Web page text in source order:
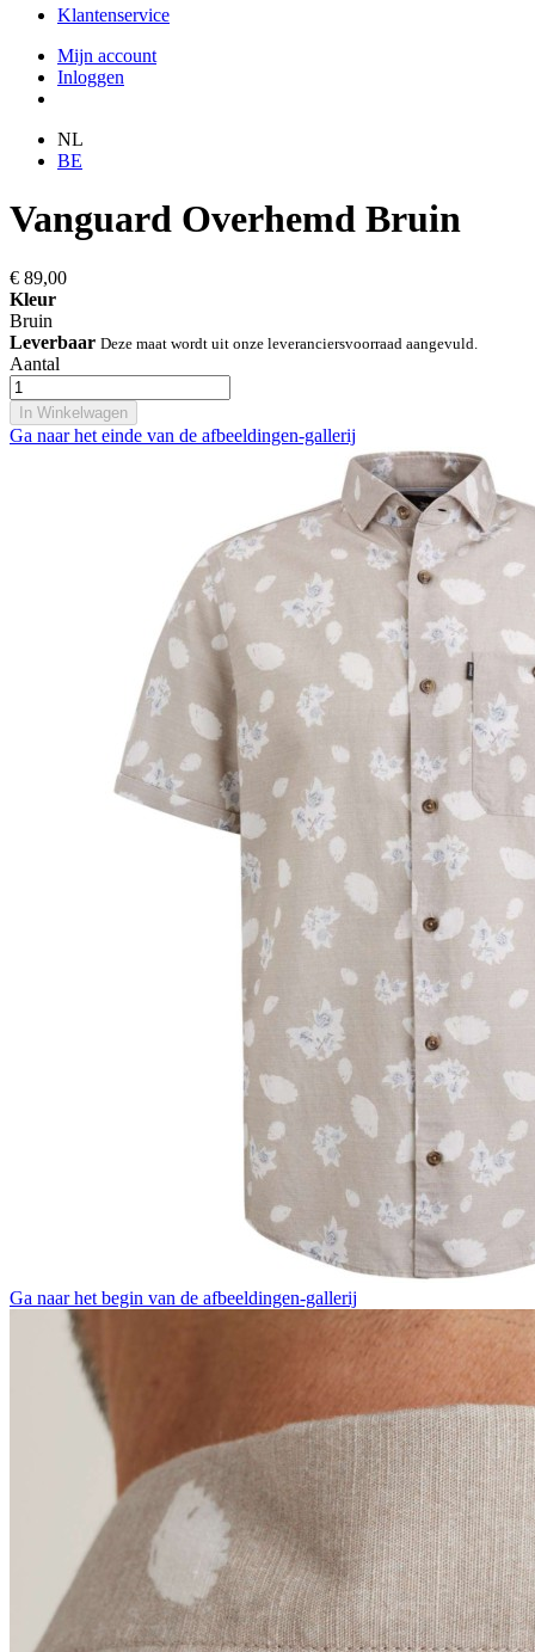
Klantenservice
Mijn account
Inloggen
NL
BE
Vanguard Overhemd Bruin
€ 89,00
Kleur
Bruin
Leverbaar Deze maat wordt uit onze leveranciersvoorraad aangevuld.
Aantal
In Winkelwagen
Ga naar het einde van de afbeeldingen-gallerij
Ga naar het begin van de afbeeldingen-gallerij